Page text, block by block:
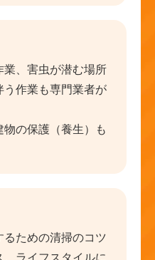
業、害虫が潜む場所
う作業も専門業者が
物の保護（養生）も
るための清掃のコツ